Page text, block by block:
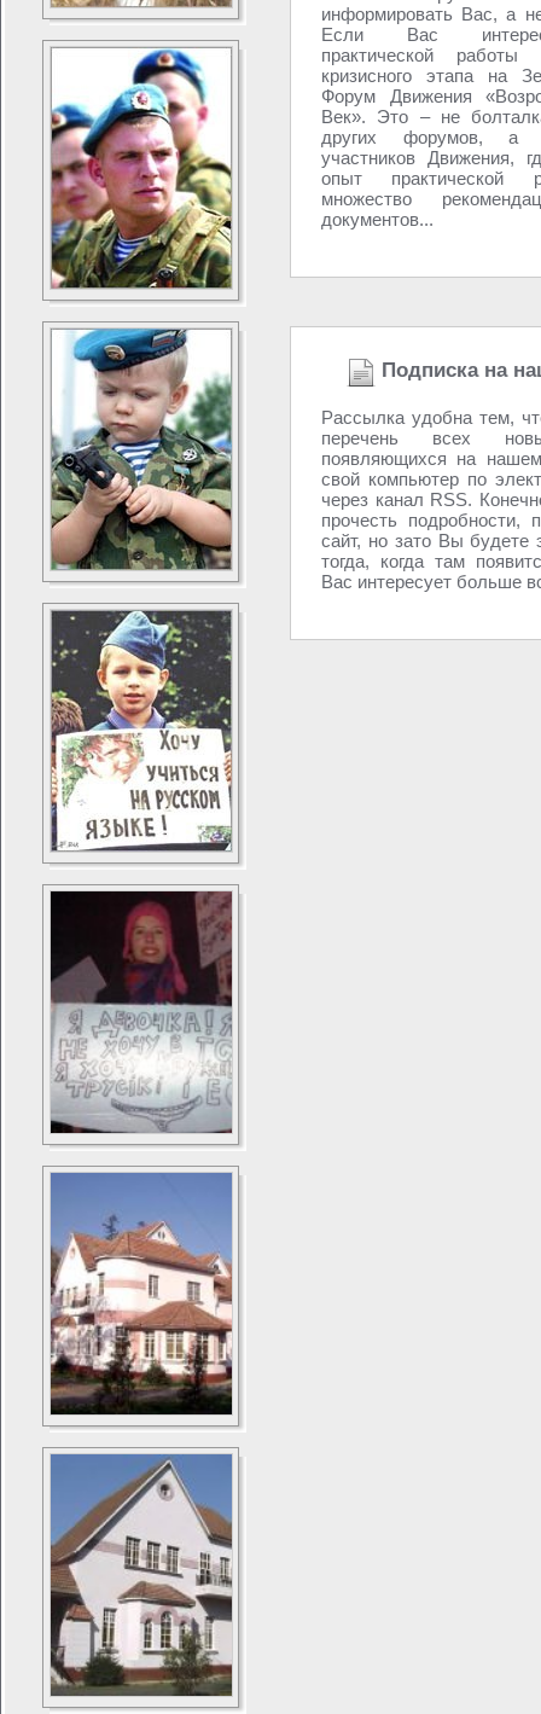
информировать Вас, а
Если Вас
практической
кризисного этапа на
Форум Движения
Век». Это – не
других форумов, а
участников Движения,
опыт практической
множество
документов...
Подписка на
Рассылка удобна тем,
перечень всех
появляющихся на
свой компьютер по
через канал RSS.
прочесть подробности,
сайт, но зато Вы будете
тогда, когда там
Вас интересует больше